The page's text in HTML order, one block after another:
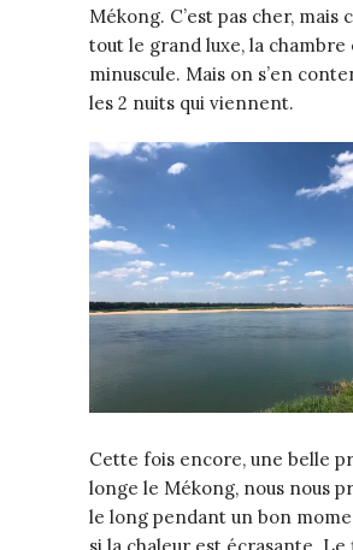
Mékong. C’est pas cher, mais
tout le grand luxe, la chambre
minuscule. Mais on s’en
les 2 nuits qui viennent.
Cette fois encore, une belle
longe le Mékong, nous nous
le long pendant un bon